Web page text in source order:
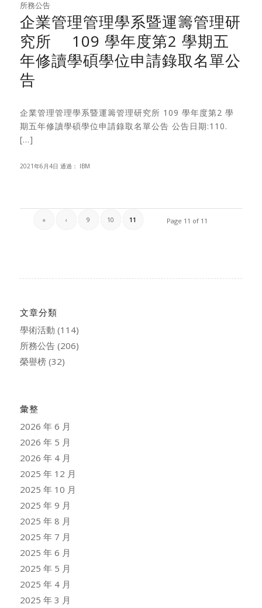
所務公告
企業管理管理學系暨運籌管理研
究所 109 學年度第2 學期五
年修讀學碩學位申請錄取名單公
告
企業管理管理學系暨運籌管理研究所 109 學年度第2 學
期五年修讀學碩學位申請錄取名單公告 公告日期:110.
[…]
2021年6月4日 通過： IBM
Page 11 of 11
« ‹ 9 10 11
文章分類
學術活動 (114)
所務公告(206)
榮譽榜(32)
彙整
2026 年 6 月
2026 年 5 月
2026 年 4 月
2025 年 12 月
2025 年 10 月
2025 年 9 月
2025 年 8 月
2025 年 7 月
2025 年 6 月
2025 年 5 月
2025 年 4 月
2025 年 3 月